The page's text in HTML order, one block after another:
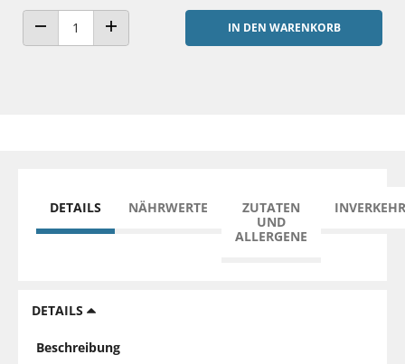
ANZAHL VERRINGERNANZAHL ERHÖHEN
IN DEN WARENKORB
DETAILS NÄHRWERTE
ZUTATEN
UND
ALLERGENE
DETAILS
Beschreibung